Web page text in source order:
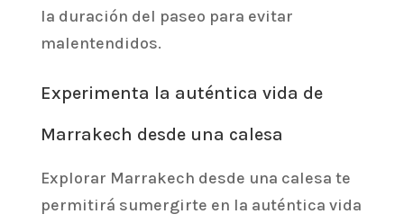
la duración del paseo para evitar
malentendidos.
Experimenta la auténtica vida de
Marrakech desde una calesa
Explorar Marrakech desde una calesa te
permitirá sumergirte en la auténtica vida